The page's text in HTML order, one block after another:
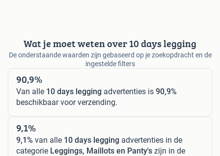
Wat je moet weten over 10 days legging
De onderstaande waarden zijn gebaseerd op je zoekopdracht en de
ingestelde filters
90,9%
Van alle 10 days legging advertenties is 90,9%
beschikbaar voor verzending.
9,1%
9,1% van alle 10 days legging advertenties in de
categorie Leggings, Maillots en Panty's zijn in de